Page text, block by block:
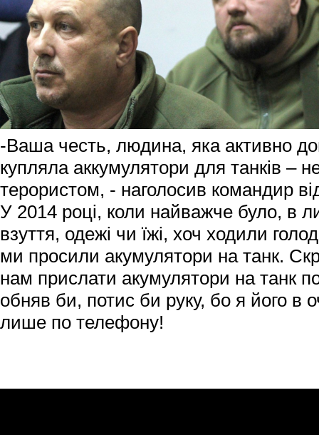
-Ваша честь, людина, яка активно
купляла аккумулятори для танків –
терористом, - наголосив командир
У 2014 році, коли найважче було, в
взуття, одежі чи їжі, хоч ходили
ми просили акумулятори на танк.
нам прислати акумулятори на танк
обняв би, потис би руку, бо я його в
лише по телефону!